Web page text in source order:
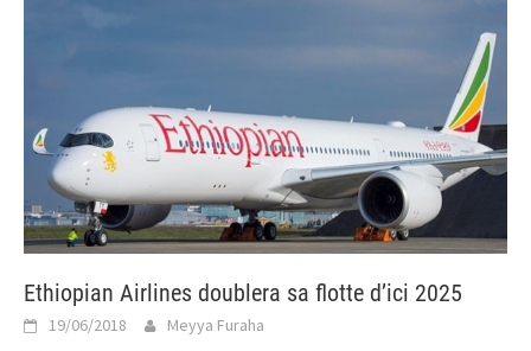
Ethiopian Airlines doublera sa flotte d’ici 2025
19/06/2018 Meyya Furaha